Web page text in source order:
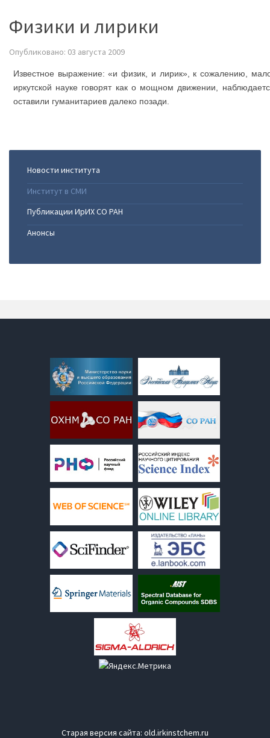
Физики и лирики
Опубликовано: 03 августа 2009
Известное выражение: «и физик, и лирик», к сожалению,
иркутской науке говорят как о мощном движении,
оставили гуманитариев далеко позади.
Новости института
Институт в СМИ
Публикации ИрИХ СО РАН
Анонсы
Старая версия сайта: old.irkinstchem.ru